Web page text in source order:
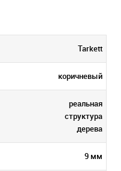
Tarkett
коричневый
реальная
структура
дерева
9 мм